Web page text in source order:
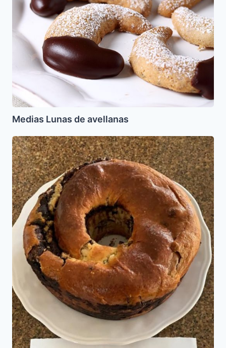
Medias Lunas de avellanas
Kugloff
de
chocolate